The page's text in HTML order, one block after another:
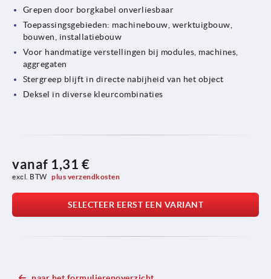
Grepen door borgkabel onverliesbaar
Toepassingsgebieden: machinebouw, werktuigbouw,
bouwen, installatiebouw
Voor handmatige verstellingen bij modules, machines,
aggregaten
Stergreep blijft in directe nabijheid van het object
Deksel in diverse kleurcombinaties
vanaf 1,31 €
excl. BTW plus verzendkosten
SELECTEER EERST EEN VARIANT